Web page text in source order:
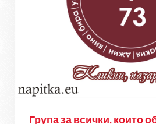
Група за всички, които